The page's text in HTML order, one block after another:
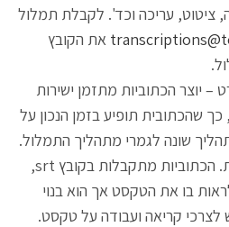
ציטוט, עריכה וכד'. לקבלת תמלול
את הקובץ
– יוצר הכתוביות מתזמן ישירות
שהכתובית תופיע בזמן הנכון על
שונה לגמרי מתהליך התמלול.
ההקפדה על הזמנים קריטית. הכתוביות מתקבלות בקובץ srt,
בו את הטקסט אך הוא בנוי
קריאה ועבודה על טקסט.